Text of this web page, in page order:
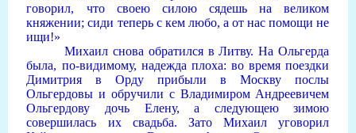
говорил, что своею силою сядешь на великом
княжении; сиди теперь с кем любо, а от нас помощи не
ищи!»
Михаил снова обратился в Литву. На Ольгерда
была, по-видимому, надежда плоха: во время поездки
Димитрия в Орду прибыли в Москву послы
Ольгердовы и обручили с Владимиром Андреевичем
Ольгердову дочь Елену, а следующею зимою
совершилась их свадьба. Зато Михаил уговорил